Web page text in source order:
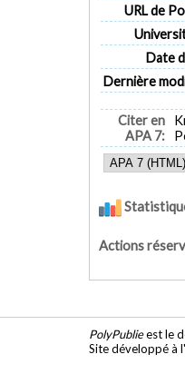
URL de
Date
Dernière
Citer en
APA 7:
Actions
PolyPublieest le
Site développé à